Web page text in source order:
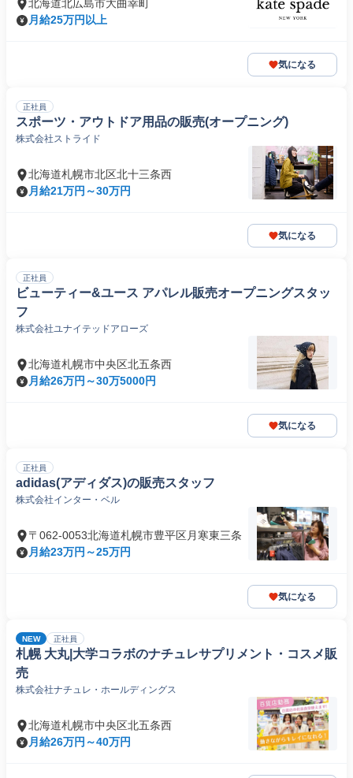
北海道北広島市大曲幸町
月給25万円以上
気になる
正社員
スポーツ・アウトドア用品の販売(オープニング)
株式会社ストライド
北海道札幌市北区北十三条西
月給21万円～30万円
気になる
正社員
ビューティー&ユース アパレル販売オープニングスタッ
フ
株式会社ユナイテッドアローズ
北海道札幌市中央区北五条西
月給26万円～30万5000円
気になる
正社員
adidas(アディダス)の販売スタッフ
株式会社インター・ベル
〒062-0053北海道札幌市豊平区月寒東三条
月給23万円～25万円
気になる
NEW 正社員
札幌 大丸|大学コラボのナチュレサプリメント・コスメ販
売
株式会社ナチュレ・ホールディングス
北海道札幌市中央区北五条西
月給26万円～40万円